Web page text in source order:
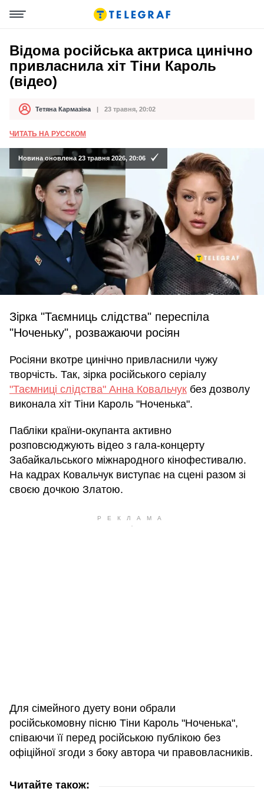
Відома російська актриса цинічно
привласнила хіт Тіни Кароль
(відео)
АвторТетяна Кармазіна
Дата публікації 23 травня, 20:02
ЧИТАТЬ НА РУССКОМ
Новина оновлена 23 травня 2026, 20:06
Зірка "Таємниць слідства" переспіла
"Ноченьку", розважаючи росіян
Росіяни вкотре цинічно привласнили чужу
творчість. Так, зірка російського серіалу
"Таємниці слідства" Анна Ковальчук без дозволу
виконала хіт Тіни Кароль "Ноченька".
Пабліки країни-окупанта активно
розповсюджують відео з гала-концерту
Забайкальського міжнародного кінофестивалю.
На кадрах Ковальчук виступає на сцені разом зі
своєю дочкою Златою.
Для сімейного дуету вони обрали
російськомовну пісню Тіни Кароль "Ноченька",
співаючи її перед російською публікою без
офіційної згоди з боку автора чи правовласників.
Читайте також: